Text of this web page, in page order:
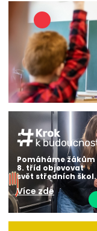
Pomáháme žákům
8. tříd objevovat
svět středních škol.
Více zde